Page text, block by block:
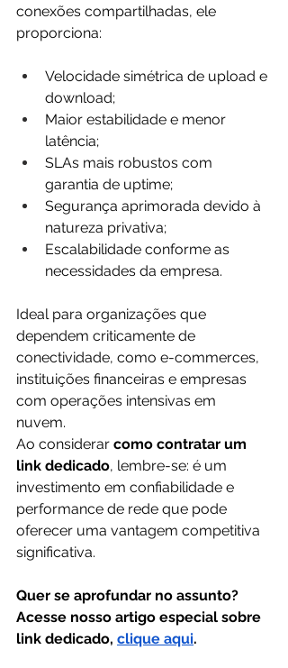
conexões compartilhadas, ele
proporciona:
Velocidade simétrica de upload e
download;
Maior estabilidade e menor
latência;
SLAs mais robustos com
garantia de uptime;
Segurança aprimorada devido à
natureza privativa;
Escalabilidade conforme as
necessidades da empresa.
Ideal para organizações que
dependem criticamente de
conectividade, como e-commerces,
instituições financeiras e empresas
com operações intensivas em
nuvem.
Ao considerar como contratar um
link dedicado, lembre-se: é um
investimento em confiabilidade e
performance de rede que pode
oferecer uma vantagem competitiva
significativa.
Quer se aprofundar no assunto?
Acesse nosso artigo especial sobre
link dedicado, clique aqui.